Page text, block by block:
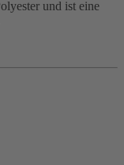
und ist eine